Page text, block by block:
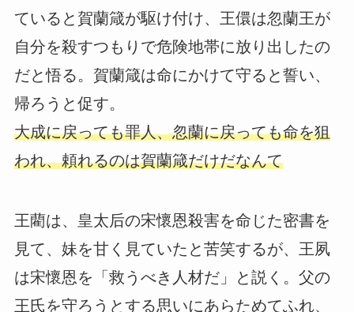
ていると賀蘭箴が駆け付け、王儇は忽蘭王が
自分を殺すつもりで危険地帯に放り出したの
だと悟る。賀蘭箴は命にかけて守ると誓い、
帰ろうと促す。
大成に戻っても罪人、忽蘭に戻っても命を狙
われ、頼れるのは賀蘭箴だけだなんて
王藺は、皇太后の宋懷恩殺害を命じた密書を
見て、妹を甘く見ていたと苦笑するが、王夙
は宋懷恩を「救うべき人材だ」と説く。父の
王氏を守ろうとする思いにあらためてふれ、